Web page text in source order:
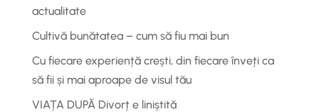
actualitate
Cultivă bunătatea – cum să fiu mai bun
Cu fiecare experiență crești, din fiecare înveți ca
să fii și mai aproape de visul tău
VIAȚA DUPĂ Divorț e liniștită